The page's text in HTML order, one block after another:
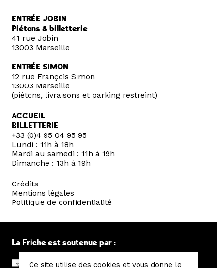
ENTRÉE JOBIN
Piétons & billetterie
41 rue Jobin
13003 Marseille
ENTRÉE SIMON
12 rue François Simon
13003 Marseille
(piétons, livraisons et parking restreint)
ACCUEIL
BILLETTERIE
+33 (0)4 95 04 95 95
Lundi : 11h à 18h
Mardi au samedi : 11h à 19h
Dimanche : 13h à 19h
Crédits
Mentions légales
Politique de confidentialité
La Friche est soutenue par :
Ce site utilise des cookies et vous donne le